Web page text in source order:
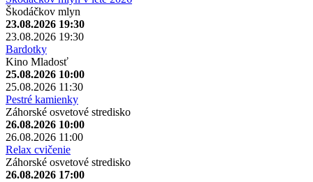
Škodáčkov mlyn
23.08.2026 19:30
23.08.2026 19:30
Bardotky
Kino Mladosť
25.08.2026 10:00
25.08.2026 11:30
Pestré kamienky
Záhorské osvetové stredisko
26.08.2026 10:00
26.08.2026 11:00
Relax cvičenie
Záhorské osvetové stredisko
26.08.2026 17:00